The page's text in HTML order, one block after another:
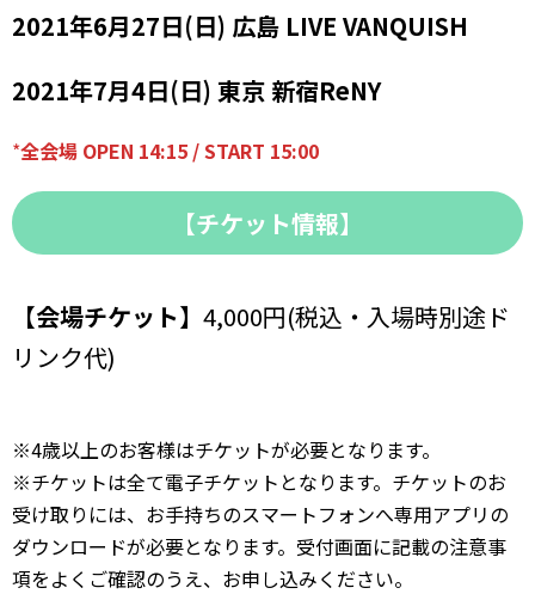
2021年6月27日(日) 広島 LIVE VANQUISH
2021年7月4日(日) 東京 新宿ReNY
*全会場 OPEN 14:15 / START 15:00
【チケット情報】
【会場チケット】 4,000円(税込・入場時別途ド
リンク代)
※4歳以上のお客様はチケットが必要となります。
※チケットは全て電子チケットとなります。チケットのお
受け取りには、お手持ちのスマートフォンへ専用アプリの
ダウンロードが必要となります。受付画面に記載の注意事
項をよくご確認のうえ、お申し込みください。